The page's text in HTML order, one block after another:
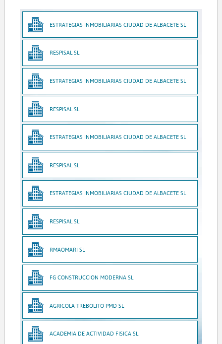
ESTRATEGIAS INMOBILIARIAS CIUDAD DE ALBACETE SL
RESPISAL SL
ESTRATEGIAS INMOBILIARIAS CIUDAD DE ALBACETE SL
RESPISAL SL
ESTRATEGIAS INMOBILIARIAS CIUDAD DE ALBACETE SL
RESPISAL SL
ESTRATEGIAS INMOBILIARIAS CIUDAD DE ALBACETE SL
RESPISAL SL
RMAOMARI SL
FG CONSTRUCCION MODERNA SL
AGRICOLA TREBOLITO PMD SL
ACADEMIA DE ACTIVIDAD FISICA SL